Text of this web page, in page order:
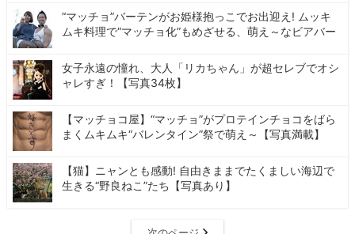
“マッチョ”バーテンがお姫様抱っこでお出迎え! ムッキ
ムキ料理で“マッチョ化”もめざせる、萌え～なビアバー
女子永遠の憧れ、大人「リカちゃん」が超セレブでオシ
ャレすぎ！【写真34枚】
【マッチョコ屋】“マッチョ”がプロテインチョコをばら
まくムキムキ“バレンタイン”祭で萌え～【写真満載】
【猫】ニャンとも感動! 自由きままでたくましい海辺で
生きる“野良ねこ”たち【写真あり】